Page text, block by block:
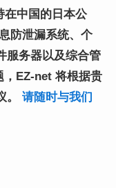
在中国的日本公
防泄漏系统、个
服务器以及综合管
，EZ-net 将根据贵
。 请随时与我们